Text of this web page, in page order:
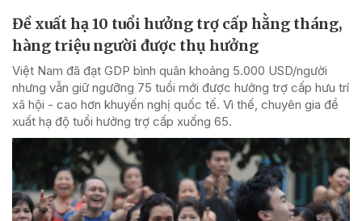
Đề xuất hạ 10 tuổi hưởng trợ cấp hằng tháng,
hàng triệu người được thụ hưởng
Việt Nam đã đạt GDP bình quân khoảng 5.000 USD/người
nhưng vẫn giữ ngưỡng 75 tuổi mới được hưởng trợ cấp hưu trí
xã hội - cao hơn khuyến nghị quốc tế. Vì thế, chuyên gia đề
xuất hạ độ tuổi hưởng trợ cấp xuống 65.